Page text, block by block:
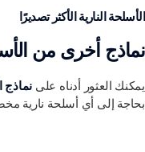
الأسلحة النارية الأكثر تصديرًا
نماذج أخرى من
يمكنك العثور أدناه على نماذج
بحاجة إلى أي أسلحة نارية